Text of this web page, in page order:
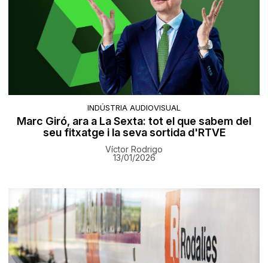
INDÚSTRIA AUDIOVISUAL
Marc Giró, ara a La Sexta: tot el que sabem del
seu fitxatge i la seva sortida d'RTVE
Víctor Rodrigo
13/01/2026